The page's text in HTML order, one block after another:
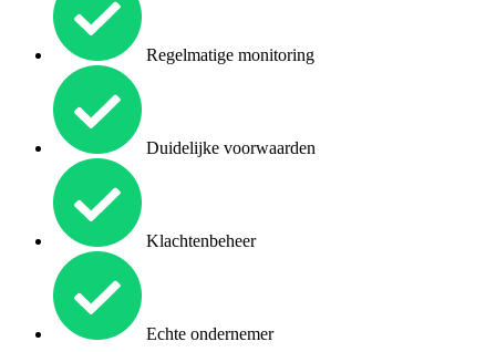
Regelmatige monitoring
Duidelijke voorwaarden
Klachtenbeheer
Echte ondernemer